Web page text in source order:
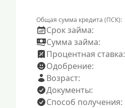
Общая сумма кредита (ПСК):
Срок займа:
Сумма займа:
Процентная ставка:
Одобрение:
Возраст:
Документы:
Способ получения: